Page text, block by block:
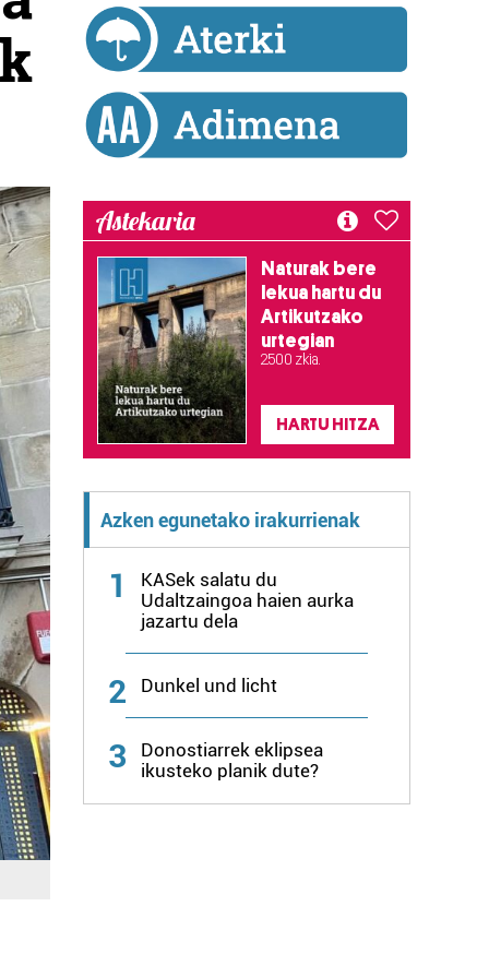
Astekaria
Naturak bere
lekua hartu du
Artikutzako
urtegian
2.500 zkia.
HARTU HITZA
Azken egunetako irakurrienak
1
KASek salatu du
Udaltzaingoa haien aurka
jazartu dela
2 Dunkel und licht
3
Donostiarrek eklipsea
ikusteko planik dute?